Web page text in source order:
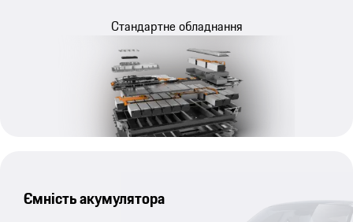
Стандартне обладнання
Ємність акумулятора